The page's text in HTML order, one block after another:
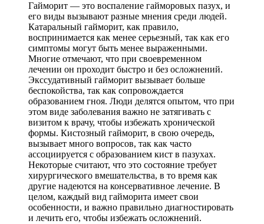
Гайморит — это воспаление гайморовых пазух, и
его виды вызывают разные мнения среди людей.
Катаральный гайморит, как правило,
воспринимается как менее серьезный, так как его
симптомы могут быть менее выраженными.
Многие отмечают, что при своевременном
лечении он проходит быстро и без осложнений.
Экссудативный гайморит вызывает больше
беспокойства, так как сопровождается
образованием гноя. Люди делятся опытом, что при
этом виде заболевания важно не затягивать с
визитом к врачу, чтобы избежать хронической
формы. Кистозный гайморит, в свою очередь,
вызывает много вопросов, так как часто
ассоциируется с образованием кист в пазухах.
Некоторые считают, что это состояние требует
хирургического вмешательства, в то время как
другие надеются на консервативное лечение. В
целом, каждый вид гайморита имеет свои
особенности, и важно правильно диагностировать
и лечить его, чтобы избежать осложнений.